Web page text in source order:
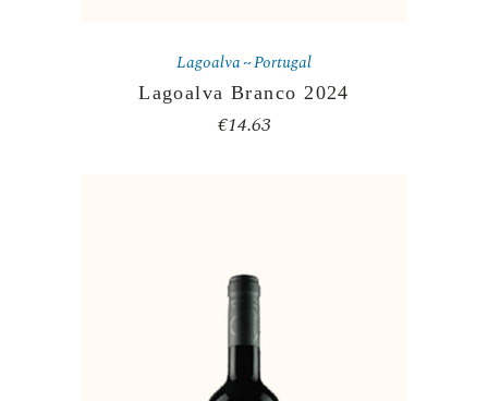
Lagoalva Portugal
Lagoalva Branco 2024
€14.63